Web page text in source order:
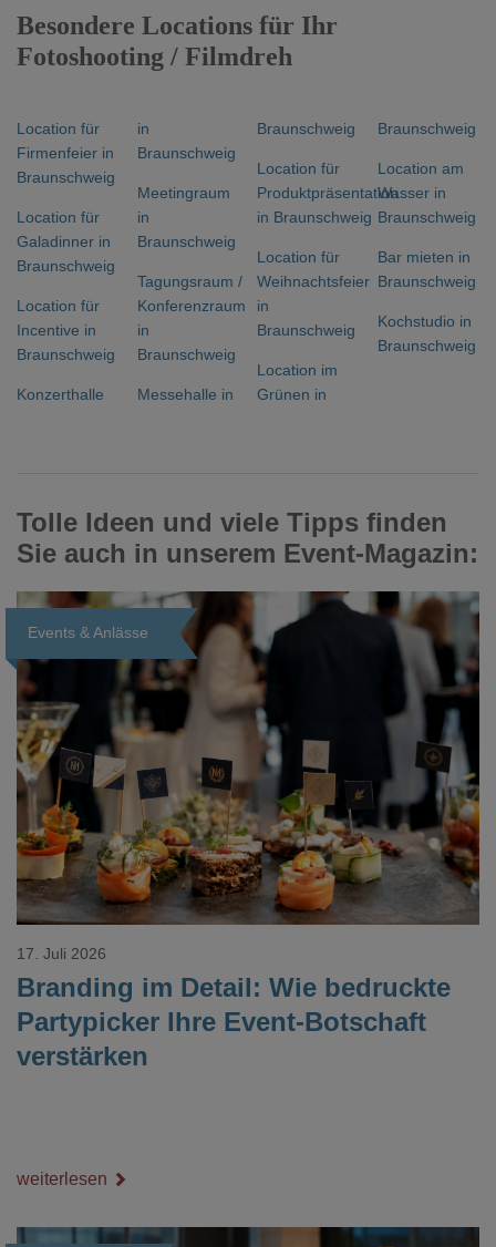
Besondere Locations für Ihr
Fotoshooting / Filmdreh
Location für
Firmenfeier in
Braunschweig
Location für
Galadinner in
Braunschweig
Location für
Incentive in
Braunschweig
Konzerthalle
in
Braunschweig
Meetingraum
in
Braunschweig
Tagungsraum /
Konferenzraum
in
Braunschweig
Messehalle in
Braunschweig
Location für
Produktpräsentation
in Braunschweig
Location für
Weihnachtsfeier
in
Braunschweig
Location im
Grünen in
Braunschweig
Location am
Wasser in
Braunschweig
Bar mieten in
Braunschweig
Kochstudio in
Braunschweig
Tolle Ideen und viele Tipps finden
Sie auch in unserem Event-Magazin:
Events & Anlässe
Loading...
Branding im Detail: Wie bedruckte
Partypicker Ihre Event-Botschaft
verstärken
17. Juli 2026
weiterlesen